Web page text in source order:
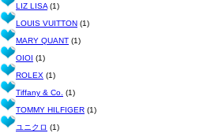
LIZ LISA (1)
LOUIS VUITTON (1)
MARY QUANT (1)
OIOI (1)
ROLEX (1)
Tiffany & Co. (1)
TOMMY HILFIGER (1)
ユニクロ (1)